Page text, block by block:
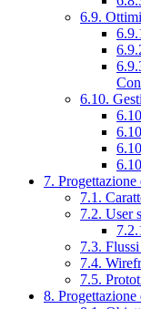
6.9.
6.10.
7. Progettazione
7.1.
7.2. User
7.3.
7.4.
7.5.
8. Progettazione